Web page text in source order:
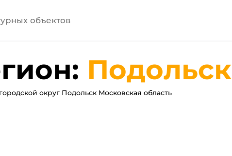
Подольск
округ Подольск Московская область